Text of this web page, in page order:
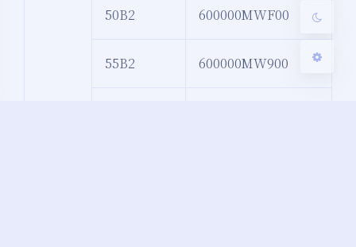
50B2 600000MWF00
55B2 600000MW900